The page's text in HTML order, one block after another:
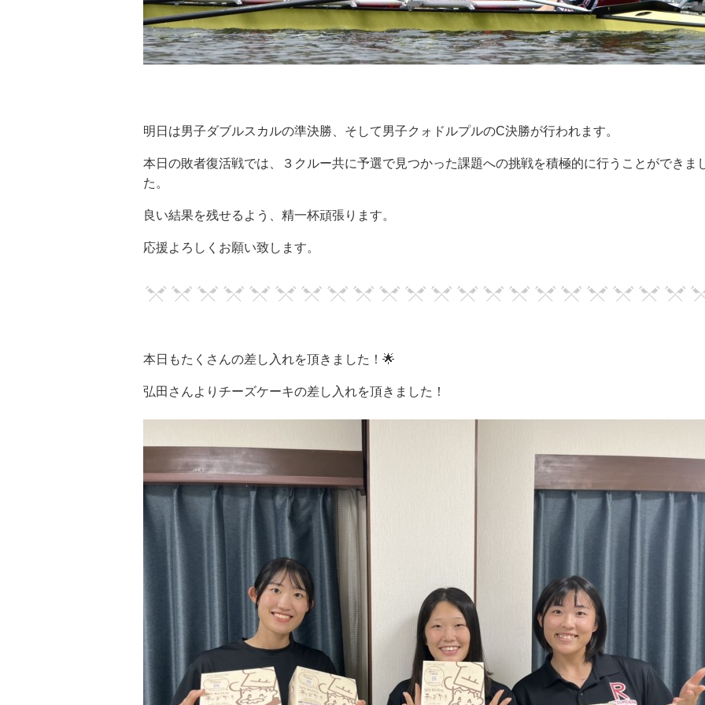
明日は男子ダブルスカルの準決勝、そして男子クォドルプルのC決勝が行われます。
本日の敗者復活戦では、３クルー共に予選で見つかった課題への挑戦を積極的に行うことができま
た。
良い結果を残せるよう、精一杯頑張ります。
応援よろしくお願い致します。
本日もたくさんの差し入れを頂きました！🌟
弘田さんよりチーズケーキの差し入れを頂きました！